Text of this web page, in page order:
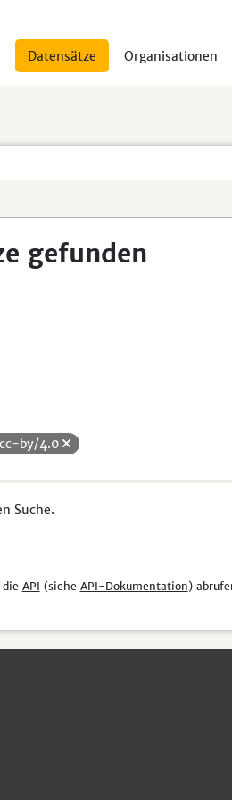
Datensätze Organisationen
gefunden
by/4.0
Suche.
die API (siehe API-Dokumentation)